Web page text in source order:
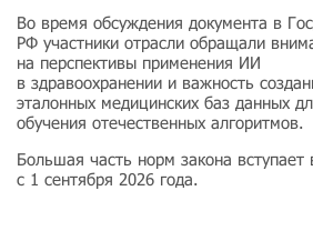
Во время обсуждения документа в
РФ участники отрасли обращали
на перспективы применения ИИ
в здравоохранении и важность
эталонных медицинских баз данных
обучения отечественных алгоритмов.
Большая часть норм закона вступает
с 1 сентября 2026 года.